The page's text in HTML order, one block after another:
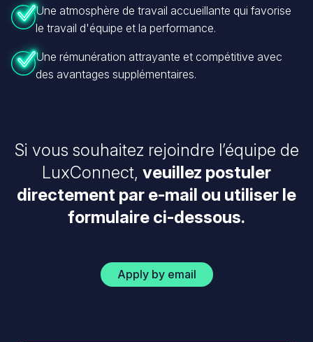
Une atmosphère de travail accueillante qui favorise
le travail d'équipe et la performance.
Une rémunération attrayante et compétitive avec
des avantages supplémentaires.
Si vous souhaitez rejoindre l’équipe de
LuxConnect, veuillez postuler
directement par e-mail ou utiliser le
formulaire ci-dessous.
Apply by email